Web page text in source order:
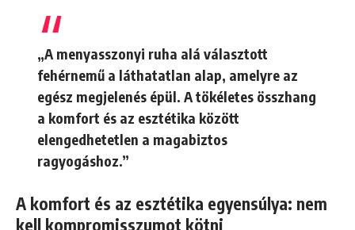
„A menyasszonyi ruha alá választott
fehérnemű a láthatatlan alap, amelyre az
egész megjelenés épül. A tökéletes összhang
a komfort és az esztétika között
elengedhetetlen a magabiztos
ragyogáshoz.”
A komfort és az esztétika egyensúlya: nem
kell kompromisszumot kötni